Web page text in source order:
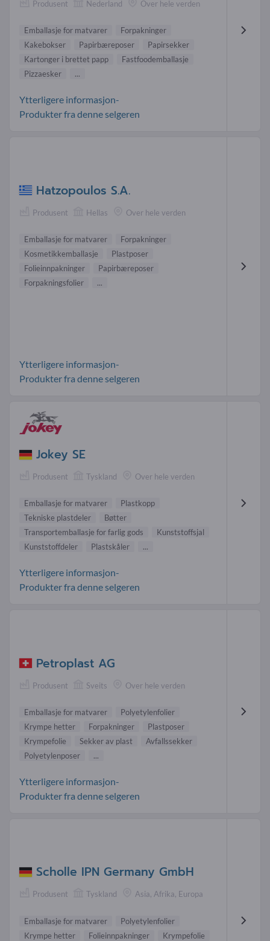
Produsent Nederland Over hele verden
Emballasje for matvarer
Forpakninger
Kakebokser
Papirbæreposer
Papirsekker
Kartonger i brettet papp
Fastfoodemballasje
Pizzaesker
...
Ytterligere informasjon-
Produkter fra denne selgeren
Hatzopoulos S.A.
Produsent Hellas Over hele verden
Emballasje for matvarer
Forpakninger
Kosmetikkemballasje
Plastposer
Folieinnpakninger
Papirbæreposer
Forpakningsfolier
...
Ytterligere informasjon-
Produkter fra denne selgeren
Jokey SE
Produsent Tyskland Over hele verden
Emballasje for matvarer
Plastkopp
Tekniske plastdeler
Bøtter
Transportemballasje for farlig gods
Kunststoffsjal
Kunststoffdeler
Plastskåler ...
Ytterligere informasjon-
Produkter fra denne selgeren
Petroplast AG
Produsent Sveits Over hele verden
Emballasje for matvarer
Polyetylenfolier
Krympe hetter
Forpakninger
Plastposer
Krympefolie
Sekker av plast
Avfallssekker
Polyetylenposer
...
Ytterligere informasjon-
Produkter fra denne selgeren
Scholle IPN Germany GmbH
Produsent Tyskland Asia, Afrika, Europa
Emballasje for matvarer
Polyetylenfolier
Krympe hetter
Folieinnpakninger
Krympefolie